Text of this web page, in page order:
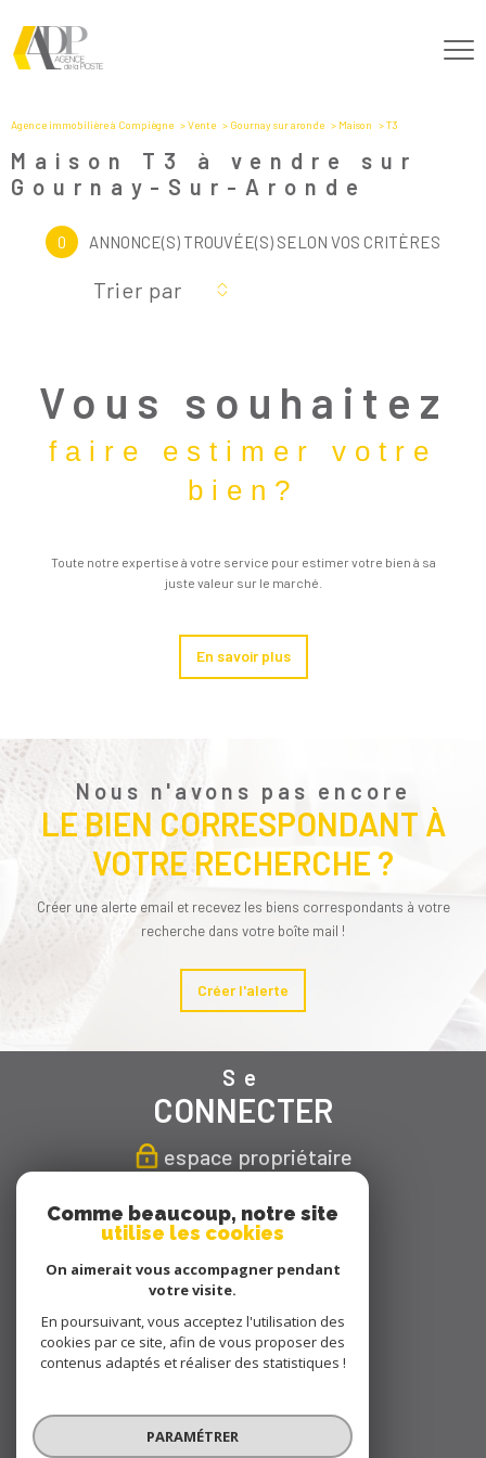
Agence immobilière à Compiègne Vente Gournay sur aronde Maison T3
Maison T3 à vendre sur
Gournay-Sur-Aronde
0 ANNONCE(S) TROUVÉE(S) SELON VOS CRITÈRES
Trier par
Vous souhaitez
faire estimer votre
bien?
Toute notre expertise à votre service pour estimer votre bien à sa
juste valeur sur le marché.
En savoir plus
Nous n'avons pas encore
LE BIEN CORRESPONDANT À
VOTRE RECHERCHE ?
Créer une alerte email et recevez les biens correspondants à votre
recherche dans votre boîte mail !
Créer l'alerte
Se
CONNECTER
espace propriétaire
Nous
SUIVRE
Nous
ADHÉRONS
Comme beaucoup, notre site
utilise les cookies
On aimerait vous accompagner pendant
votre visite.
En poursuivant, vous acceptez l'utilisation des
cookies par ce site, afin de vous proposer des
contenus adaptés et réaliser des statistiques !
PARAMÉTRER